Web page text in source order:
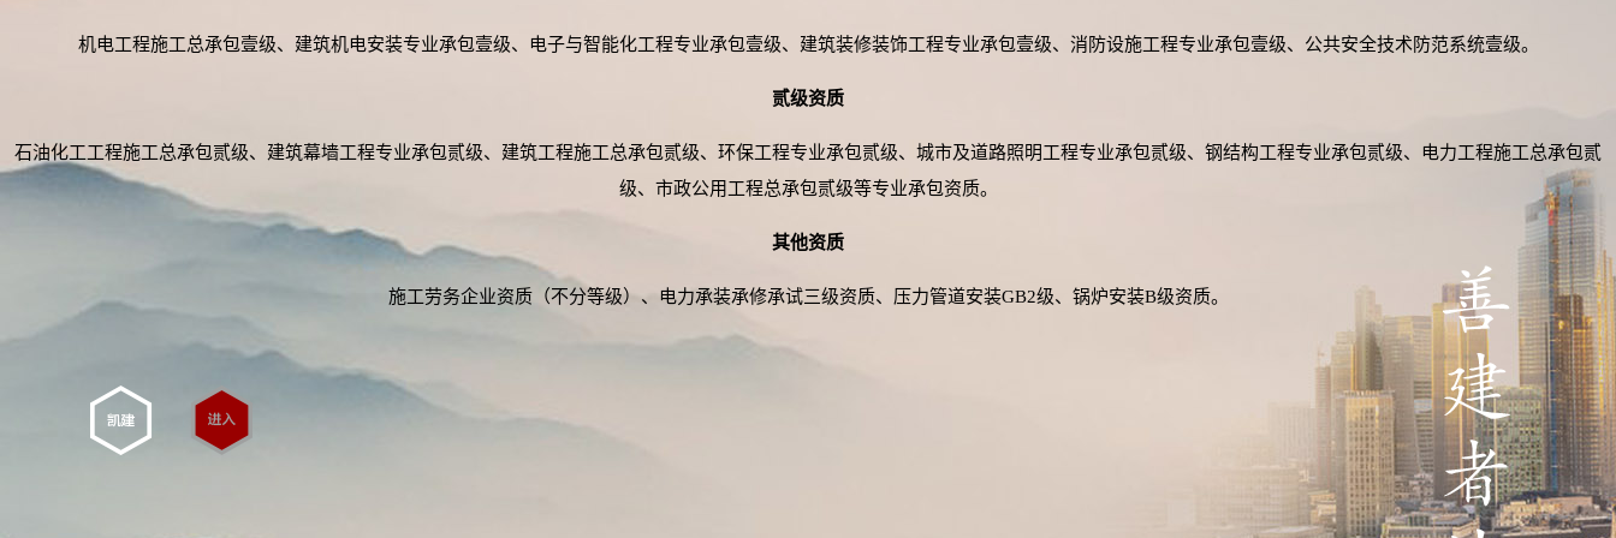
机电工程施工总承包壹级、建筑机电安装专业承包壹级、电子与智能化工程专业承包壹级、建筑装修装饰工程专业承包壹级、消防设施工程专业承包壹级、公共安全技术防范系统壹级。
贰级资质
石油化工工程施工总承包贰级、建筑幕墙工程专业承包贰级、建筑工程施工总承包贰级、环保工程专业承包贰级、城市及道路照明工程专业承包贰级、钢结构工程专业承包贰级、电力工程施工总承包贰
级、市政公用工程总承包贰级等专业承包资质。
其他资质
施工劳务企业资质（不分等级）、电力承装承修承试三级资质、压力管道安装GB2级、锅炉安装B级资质。